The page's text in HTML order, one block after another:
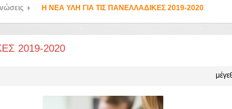
Η ΝΕΑ ΥΛΗ ΓΙΑ ΤΙΣ ΠΑΝΕΛΛΑΔΙΚΕΣ 2019-2020
2019-2020